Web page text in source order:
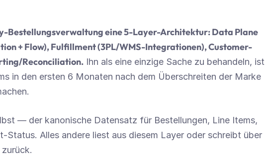
Bestellungsverwaltung eine 5-Layer-Architektur: Data Plane
+ Flow), Fulfillment (3PL/WMS-Integrationen), Customer-
Reconciliation. Ihn als eine einzige Sache zu behandeln, ist
in den ersten 6 Monaten nach dem Überschreiten der Marke
— der kanonische Datensatz für Bestellungen, Line Items,
Status. Alles andere liest aus diesem Layer oder schreibt über